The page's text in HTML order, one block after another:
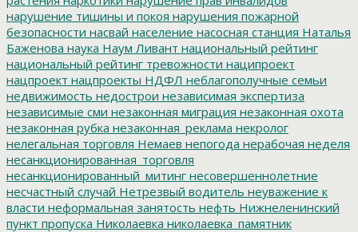
нарушение тишины и покоя нарушения пожарной
безопасности насвай население насосная станция Наталья
Баженова наука Наум Ливант национальный рейтинг
национальный рейтинг тревожности наципроект
нацпроект нацпроекты НДФЛ неблагополучные семьи
недвижимость недострои независимая экспертиза
независимые сми незаконная миграция незаконная охота
незаконная рубка незаконная_реклама некролог
нелегальная торговля Немаев непогода нерабочая неделя
несанкционированная_торговля
несанкционированный_митинг несовершеннолетние
несчастный случай Нетрезвый водитель неуважение к
власти неформальная занятость нефть Нижнеленинский
пункт пропуска Николаевка николаевка_памятник